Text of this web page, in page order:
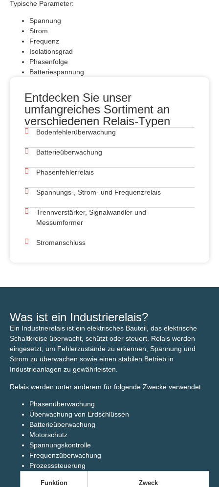
Entdecken Sie unser
umfangreiches Sortiment an
verschiedenen Relais-Typen
Bodenfehlerüberwachung
Batterieüberwachung
Phasenfehlerrelais
Spannungs-, Strom- und Frequenzrelais
Trennverstärker, Signalwandler und
Messumformer
Stromanschluss
Typische Parameter:
Spannung
Strom
Frequenz
Isolationsgrad
Phasenfolge
Batteriespannung
Funktion Zweck
Was ist ein Industrierelais?
Ein Industrierelais ist ein elektrisches Bauteil, das elektrische
Schaltkreise überwacht, schützt oder steuert. Relais werden
eingesetzt, um Fehlerzustände zu erkennen, Spannung und
Strom zu überwachen sowie einen stabilen Betrieb in
Industrieanlagen zu gewährleisten.
Relais werden unter anderem für folgende Zwecke verwendet:
Phasenüberwachung
Überwachung von Erdschlüssen
Batterieüberwachung
Motorschutz
Spannungskontrolle
Frequenzüberwachung
Prozesssteuerung